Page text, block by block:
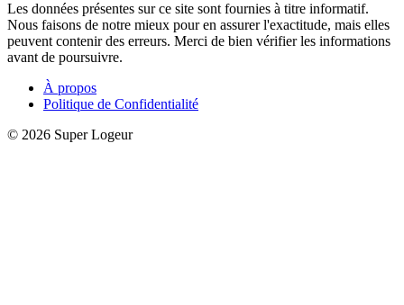
Les données présentes sur ce site sont fournies à titre informatif.
Nous faisons de notre mieux pour en assurer l'exactitude, mais elles
peuvent contenir des erreurs. Merci de bien vérifier les informations
avant de poursuivre.
À propos
Politique de Confidentialité
© 2026 Super Logeur